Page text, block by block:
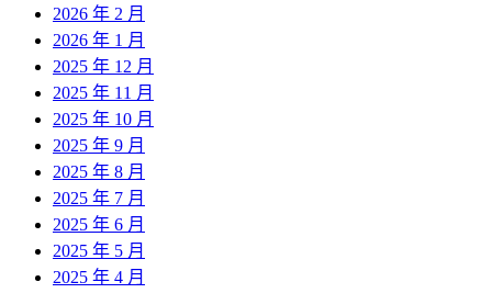
2026 年 2 月
2026 年 1 月
2025 年 12 月
2025 年 11 月
2025 年 10 月
2025 年 9 月
2025 年 8 月
2025 年 7 月
2025 年 6 月
2025 年 5 月
2025 年 4 月